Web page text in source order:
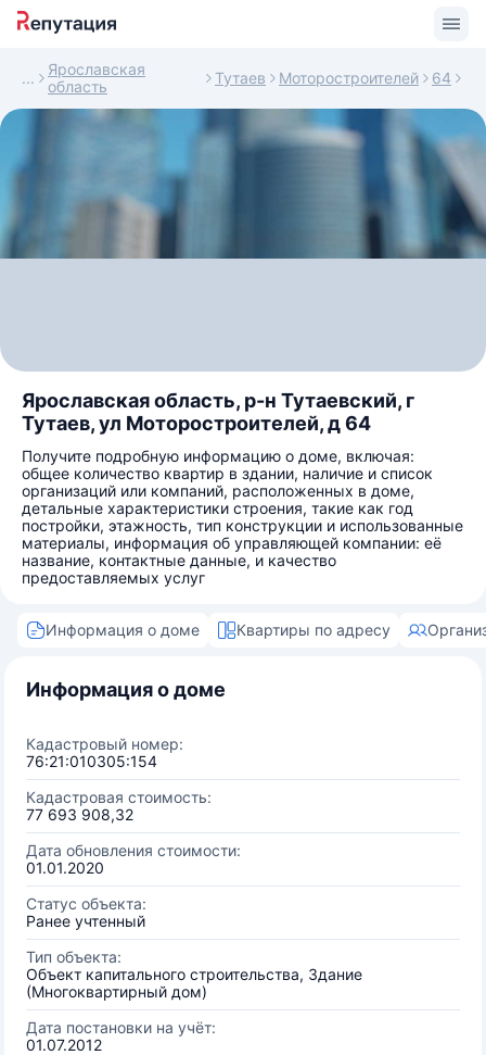
Ярославская
область
Тутаев Моторостроителей 64
Ярославская область, р-н Тутаевский, г
Тутаев, ул Моторостроителей, д 64
Получите подробную информацию о доме, включая:
общее количество квартир в здании, наличие и список
организаций или компаний, расположенных в доме,
детальные характеристики строения, такие как год
постройки, этажность, тип конструкции и использованные
материалы, информация об управляющей компании: её
название, контактные данные, и качество
предоставляемых услуг
Информация о доме Квартиры по адресу
Информация о доме
Кадастровый номер:
76:21:010305:154
Кадастровая стоимость:
77 693 908,32
Дата обновления стоимости:
01.01.2020
Статус объекта:
Ранее учтенный
Тип объекта:
Объект капитального строительства, Здание
(Многоквартирный дом)
Дата постановки на учёт:
01.07.2012